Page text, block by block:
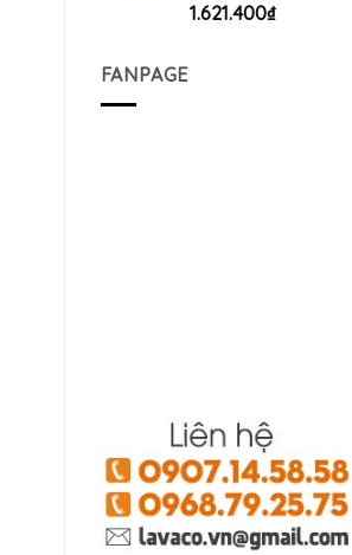
1.621.400₫
FANPAGE